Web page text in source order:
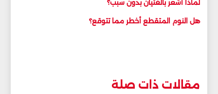
لماذا أشعر بالغثيان بدون سبب؟
هل النوم المتقطع أخطر مما تتوقع؟
مقالات ذات صلة